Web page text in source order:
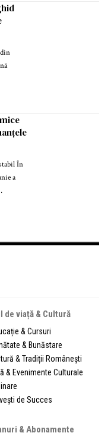
În
a
de viață & Cultură
& Cursuri
& Bunăstare
& Tradiții Românești
& Evenimente Culturale
de Succes
& Abonamente